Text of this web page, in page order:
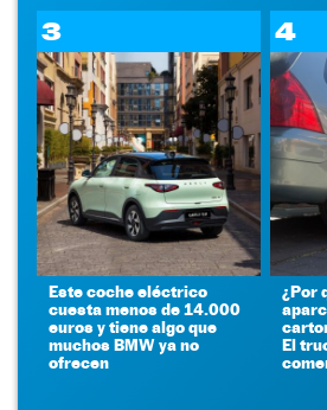
3
Este coche eléctrico
cuesta menos de 14.000
euros y tiene algo que
muchos BMW ya no
ofrecen
4
¿Por
El